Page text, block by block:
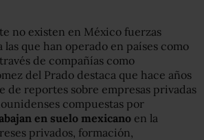
no existen en México fuerzas
las que han operado en países como
de compañías como
del Prado destaca que hace años
de reportes sobre empresas privadas
compuestas por
en suelo mexicano en la
privados, formación,